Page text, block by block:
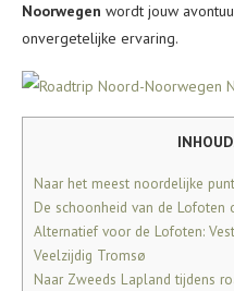
Noorwegen wordt jouw
onvergetelijke ervaring.
Naar het meest noordelijke
De schoonheid van de Lofoten
Alternatief voor de Lofoten:
Veelzijdig Tromsø
Naar Zweeds Lapland tijdens